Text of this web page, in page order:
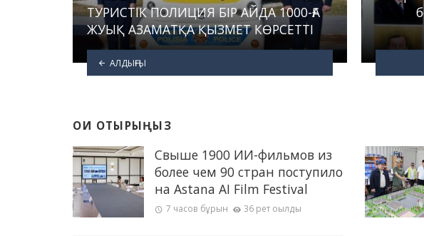
ТУРИСТІК ПОЛИЦИЯ БІР АЙДА 1000-ҒА
ЖУЫҚ АЗАМАТҚА ҚЫЗМЕТ КӨРСЕТТІ
АЛДЫҢҒЫ
ОҚИ ОТЫРЫҢЫЗ
Свыше 1900 ИИ-фильмов из
более чем 90 стран поступило
на Astana AI Film Festival
7 часов бұрын 36 рет оқылды